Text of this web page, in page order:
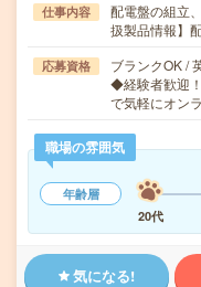
仕事内容
配電盤の組立
扱製品情報】
応募資格
ブランクOK /
◆経験者歓迎
で気軽にオン
職場の雰囲気
年齢層
20代
気になる!